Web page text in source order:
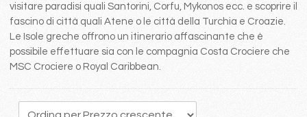
visitare paradisi quali Santorini, Corfu, Mykonos ecc. e scoprire il
fascino di città quali Atene o le città della Turchia e Croazie.
Le Isole greche offrono un itinerario affascinante che è
possibile effettuare sia con le compagnia Costa Crociere che
MSC Crociere o Royal Caribbean.